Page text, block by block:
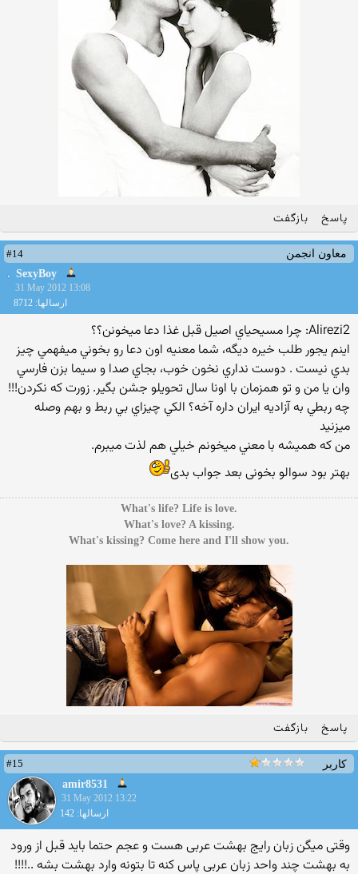
پاسخ بازگفت
معاون انجمن
#14
SexyBoy
31 May 2012 13:08
ارسالها: 8712
Alirezi2: چرا مسيحياي اصيل قبل غذا دعا ميخونن؟؟
اينم يجور طلب خيره ديگه، شما معنيه اون دعا رو بخوني ميفهمي چيز
بدي نيست . دوست نداري نخون خوب، بجاي صدا و سيما بزن فارسي
وان يا من و تو همزمان با اونا سال تحويلو جشن بگير. زورت که نکردن!!!
چه ربطي به آزاديه ايران داره آخه؟ الکي چيزاي بي ربط و بهم وصله
ميزنيد
من که هميشه با معني ميخونم خيلي هم لذت ميبرم.
بهتر بود سوالو بخونی بعد جواب بدی
.What's life? Life is love
.What's love? A kissing
.What's kissing? Come here and I'll show you
پاسخ بازگفت
کاربر
#15
amir8531
31 May 2012 13:22
ارسالها: 142
وقتی میگن زبان رایج بهشت عربی هست و عجم حتما باید قبل از ورود
به بهشت چند واحد زبان عربی پاس کنه تا بتونه وارد بهشت بشه ..!!!!